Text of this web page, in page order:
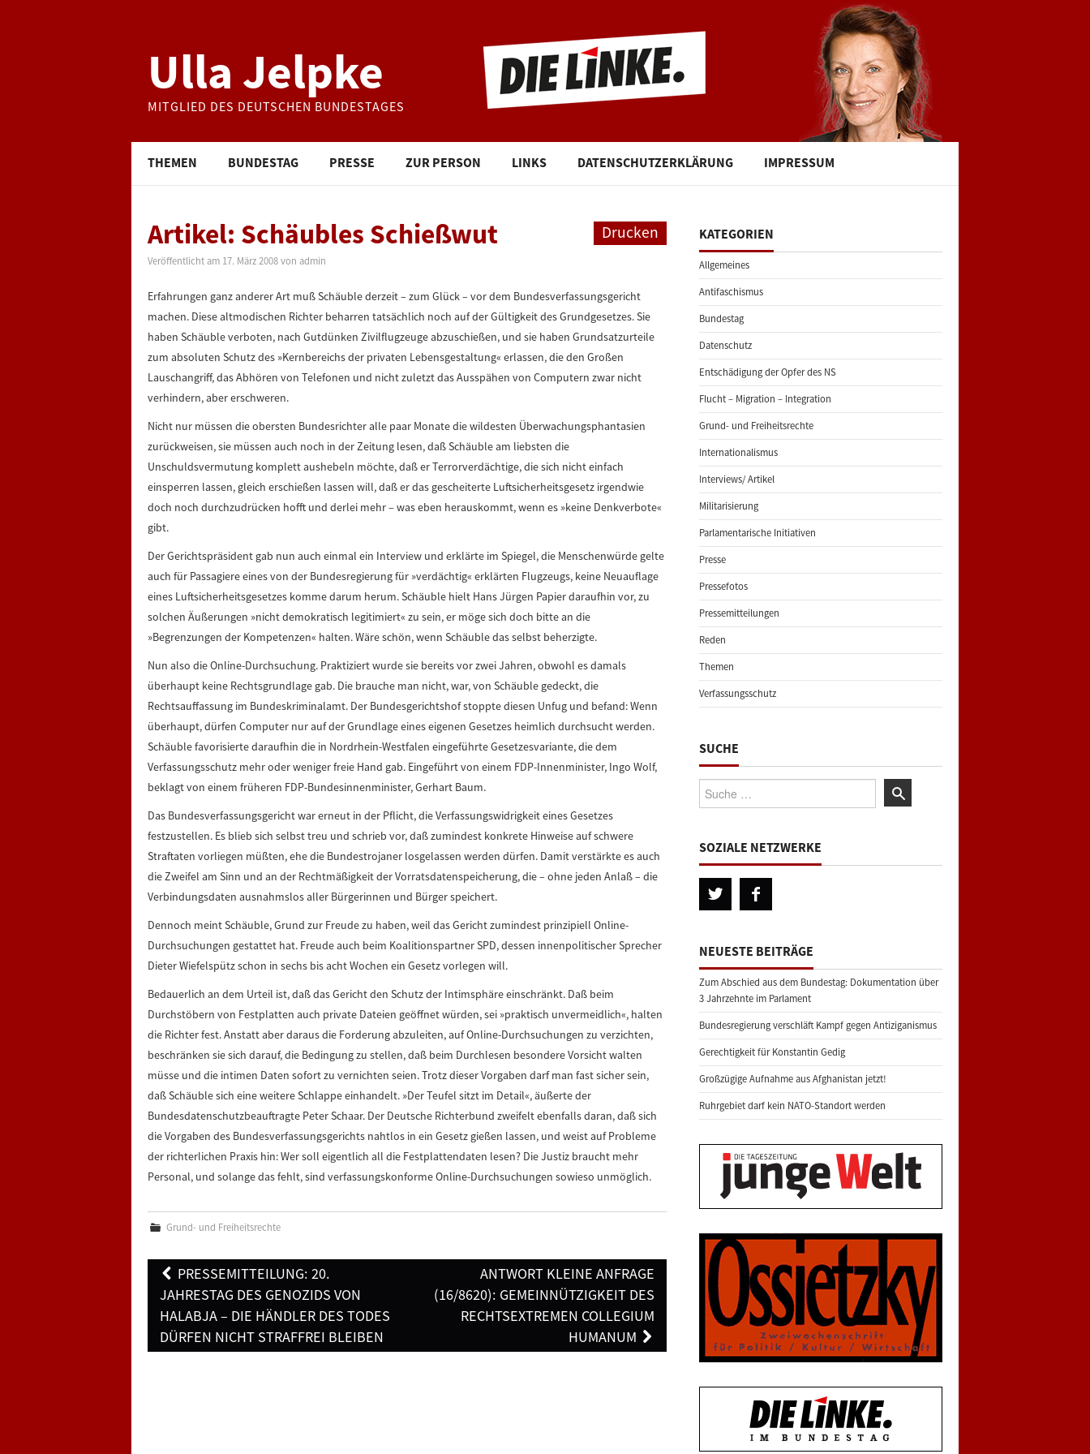
Ulla Jelpke
MITGLIED DES DEUTSCHEN BUNDESTAGES
THEMEN BUNDESTAG PRESSE ZUR PERSON LINKS DATENSCHUTZERKLÄRUNG IMPRESSUM
Drucken
Artikel: Schäubles Schießwut
Veröffentlicht am 17. März 2008 von admin
Erfahrungen ganz anderer Art muß Schäuble derzeit – zum Glück – vor dem Bundesverfassungsgericht
machen. Diese altmodischen Richter beharren tatsächlich noch auf der Gültigkeit des Grundgesetzes. Sie
haben Schäuble verboten, nach Gutdünken Zivilflugzeuge abzuschießen, und sie haben Grundsatzurteile
zum absoluten Schutz des »Kernbereichs der privaten Lebensgestaltung« erlassen, die den Großen
Lauschangriff, das Abhören von Telefonen und nicht zuletzt das Ausspähen von Computern zwar nicht
verhindern, aber erschweren.
Nicht nur müssen die obersten Bundesrichter alle paar Monate die wildesten Überwachungsphantasien
zurückweisen, sie müssen auch noch in der Zeitung lesen, daß Schäuble am liebsten die
Unschuldsvermutung komplett aushebeln möchte, daß er Terrorverdächtige, die sich nicht einfach
einsperren lassen, gleich erschießen lassen will, daß er das gescheiterte Luftsicherheitsgesetz irgendwie
doch noch durchzudrücken hofft und derlei mehr – was eben herauskommt, wenn es »keine Denkverbote«
gibt.
Der Gerichtspräsident gab nun auch einmal ein Interview und erklärte im Spiegel, die Menschenwürde gelte
auch für Passagiere eines von der Bundesregierung für »verdächtig« erklärten Flugzeugs, keine Neuauflage
eines Luftsicherheitsgesetzes komme darum herum. Schäuble hielt Hans Jürgen Papier daraufhin vor, zu
solchen Äußerungen »nicht demokratisch legitimiert« zu sein, er möge sich doch bitte an die
»Begrenzungen der Kompetenzen« halten. Wäre schön, wenn Schäuble das selbst beherzigte.
Nun also die Online-Durchsuchung. Praktiziert wurde sie bereits vor zwei Jahren, obwohl es damals
überhaupt keine Rechtsgrundlage gab. Die brauche man nicht, war, von Schäuble gedeckt, die
Rechtsauffassung im Bundeskriminalamt. Der Bundesgerichtshof stoppte diesen Unfug und befand: Wenn
überhaupt, dürfen Computer nur auf der Grundlage eines eigenen Gesetzes heimlich durchsucht werden.
Schäuble favorisierte daraufhin die in Nordrhein-Westfalen eingeführte Gesetzesvariante, die dem
Verfassungsschutz mehr oder weniger freie Hand gab. Eingeführt von einem FDP-Innenminister, Ingo Wolf,
beklagt von einem früheren FDP-Bundesinnenminister, Gerhart Baum.
Das Bundesverfassungsgericht war erneut in der Pflicht, die Verfassungswidrigkeit eines Gesetzes
festzustellen. Es blieb sich selbst treu und schrieb vor, daß zumindest konkrete Hinweise auf schwere
Straftaten vorliegen müßten, ehe die Bundestrojaner losgelassen werden dürfen. Damit verstärkte es auch
die Zweifel am Sinn und an der Rechtmäßigkeit der Vorratsdatenspeicherung, die – ohne jeden Anlaß – die
Verbindungsdaten ausnahmslos aller Bürgerinnen und Bürger speichert.
Dennoch meint Schäuble, Grund zur Freude zu haben, weil das Gericht zumindest prinzipiell Online-
Durchsuchungen gestattet hat. Freude auch beim Koalitionspartner SPD, dessen innenpolitischer Sprecher
Dieter Wiefelspütz schon in sechs bis acht Wochen ein Gesetz vorlegen will.
Bedauerlich an dem Urteil ist, daß das Gericht den Schutz der Intimsphäre einschränkt. Daß beim
Durchstöbern von Festplatten auch private Dateien geöffnet würden, sei »praktisch unvermeidlich«, halten
die Richter fest. Anstatt aber daraus die Forderung abzuleiten, auf Online-Durchsuchungen zu verzichten,
beschränken sie sich darauf, die Bedingung zu stellen, daß beim Durchlesen besondere Vorsicht walten
müsse und die intimen Daten sofort zu vernichten seien. Trotz dieser Vorgaben darf man fast sicher sein,
daß Schäuble sich eine weitere Schlappe einhandelt. »Der Teufel sitzt im Detail«, äußerte der
Bundesdatenschutzbeauftragte Peter Schaar. Der Deutsche Richterbund zweifelt ebenfalls daran, daß sich
die Vorgaben des Bundesverfassungsgerichts nahtlos in ein Gesetz gießen lassen, und weist auf Probleme
der richterlichen Praxis hin: Wer soll eigentlich all die Festplattendaten lesen? Die Justiz braucht mehr
Personal, und solange das fehlt, sind verfassungskonforme Online-Durchsuchungen sowieso unmöglich.
Grund- und Freiheitsrechte
Post
navigation
PRESSEMITTEILUNG: 20.
JAHRESTAG DES GENOZIDS VON
HALABJA – DIE HÄNDLER DES TODES
DÜRFEN NICHT STRAFFREI BLEIBEN
ANTWORT KLEINE ANFRAGE
(16/8620): GEMEINNÜTZIGKEIT DES
RECHTSEXTREMEN COLLEGIUM
HUMANUM
KATEGORIEN
Allgemeines
Antifaschismus
Bundestag
Datenschutz
Entschädigung der Opfer des NS
Flucht – Migration – Integration
Grund- und Freiheitsrechte
Internationalismus
Interviews/ Artikel
Militarisierung
Parlamentarische Initiativen
Presse
Pressefotos
Pressemitteilungen
Reden
Themen
Verfassungsschutz
SUCHE
Suche:
SOZIALE NETZWERKE
NEUESTE BEITRÄGE
Zum Abschied aus dem Bundestag: Dokumentation über
3 Jahrzehnte im Parlament
Bundesregierung verschläft Kampf gegen Antiziganismus
Gerechtigkeit für Konstantin Gedig
Großzügige Aufnahme aus Afghanistan jetzt!
Ruhrgebiet darf kein NATO-Standort werden